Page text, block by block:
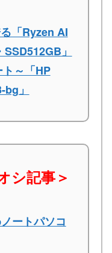
「Ryzen AI
」
～「HP
」
シ記事＞
ートパソコ